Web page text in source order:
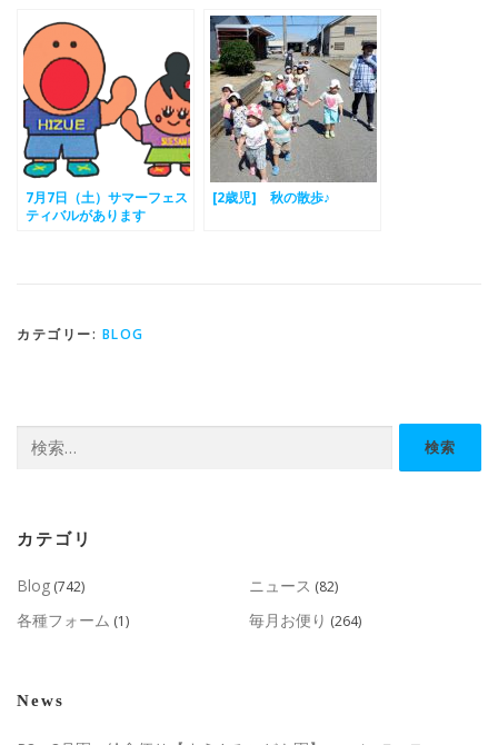
7月7日（土）サマーフェス
ティバルがあります
[2歳児] 秋の散歩♪
カテゴリー: BLOG
索:
カテゴリ
Blog (742) ニュース (82)
各種フォーム (1) 毎月お便り (264)
News